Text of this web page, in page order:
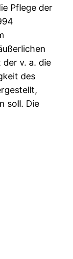
Pflege der
v. a. die
des
soll. Die